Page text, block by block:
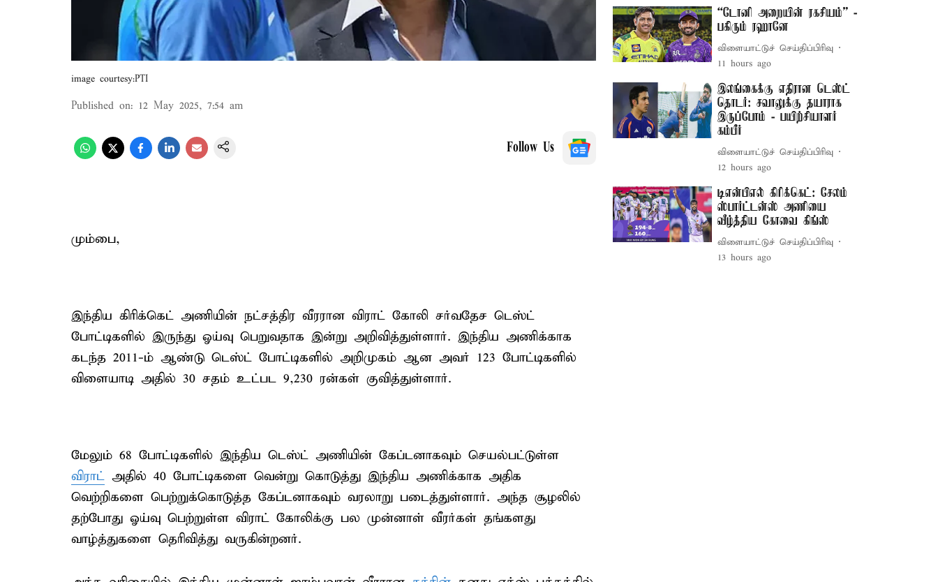
image courtesy:PTI
Published on: 12 May 2025, 7:54 am
Follow Us
மும்பை,
இந்திய கிரிக்கெட் அணியின் நட்சத்திர வீரரான விராட் கோலி சர்வதேச டெஸ்ட்
போட்டிகளில் இருந்து ஓய்வு பெறுவதாக இன்று அறிவித்துள்ளார். இந்திய அணிக்காக
கடந்த 2011-ம் ஆண்டு டெஸ்ட் போட்டிகளில் அறிமுகம் ஆன அவர் 123 போட்டிகளில்
விளையாடி அதில் 30 சதம் உட்பட 9,230 ரன்கள் குவித்துள்ளார்.
மேலும் 68 போட்டிகளில் இந்திய டெஸ்ட் அணியின் கேப்டனாகவும் செயல்பட்டுள்ள
விராட் அதில் 40 போட்டிகளை வென்று கொடுத்து இந்திய அணிக்காக அதிக
வெற்றிகளை பெற்றுக்கொடுத்த கேப்டனாகவும் வரலாறு படைத்துள்ளார். அந்த சூழலில்
தற்போது ஓய்வு பெற்றுள்ள விராட் கோலிக்கு பல முன்னாள் வீரர்கள் தங்களது
வாழ்த்துகளை தெரிவித்து வருகின்றனர்.
“டோனி அறையின் ரகசியம்” -
பகிரும் ரஹானே
விளையாட்டுச் செய்திப்பிரிவு
11 hours ago
இலங்கைக்கு எதிரான டெஸ்ட்
தொடர்: சவாலுக்கு தயாராக
இருப்போம் - பயிற்சியாளர்
கம்பீர்
விளையாட்டுச் செய்திப்பிரிவு
12 hours ago
டிஎன்பிஎல் கிரிக்கெட்: சேலம்
ஸ்பார்ட்டன்ஸ் அணியை
வீழ்த்திய கோவை கிங்ஸ்
விளையாட்டுச் செய்திப்பிரிவு
13 hours ago